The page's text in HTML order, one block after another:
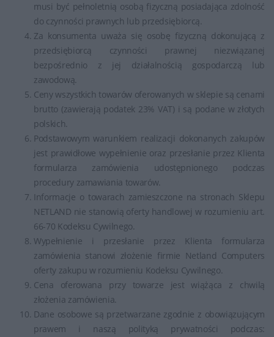
musi być pełnoletnią osobą fizyczną posiadająca zdolność
do czynności prawnych lub przedsiębiorcą.
Za konsumenta uważa się osobę fizyczną dokonującą z
przedsiębiorcą czynności prawnej niezwiązanej
bezpośrednio z jej działalnością gospodarczą lub
zawodową.
Ceny wszystkich towarów oferowanych w sklepie są cenami
brutto (zawierają podatek 23% VAT) i są podane w złotych
polskich.
Podstawowym warunkiem realizacji dokonanych zakupów
jest prawidłowe wypełnienie oraz przesłanie przez Klienta
formularza zamówienia udostępnionego podczas
procedury zamawiania towarów.
Informacje o towarach zamieszczone na stronach Sklepu
NETLAND nie stanowią oferty handlowej w rozumieniu art.
66-70 Kodeksu Cywilnego.
Wypełnienie i przesłanie przez Klienta formularza
zamówienia stanowi złożenie firmie Netland Computers
oferty zakupu w rozumieniu Kodeksu Cywilnego.
Cena oferowana przy towarze jest wiążąca z chwilą
złożenia zamówienia.
Dane osobowe są przetwarzane zgodnie z obowiązującym
prawem i naszą polityką prywatności podczas: